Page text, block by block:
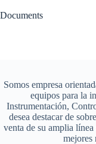
Documents
Somos empresa
equipos para la
Instrumentación,
desea destacar de
venta de su amplia
mejores